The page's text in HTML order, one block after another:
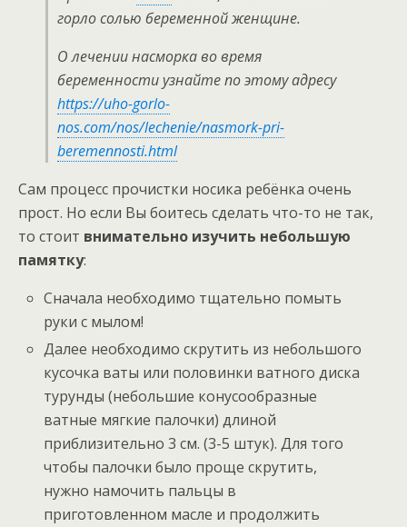
горло солью беременной женщине.
О лечении насморка во время
беременности узнайте по этому адресу
https://uho-gorlo-
nos.com/nos/lechenie/nasmork-pri-
beremennosti.html
Сам процесс прочистки носика ребёнка очень
прост. Но если Вы боитесь сделать что-то не так,
то стоит внимательно изучить небольшую
памятку:
Сначала необходимо тщательно помыть
руки с мылом!
Далее необходимо скрутить из небольшого
кусочка ваты или половинки ватного диска
турунды (небольшие конусообразные
ватные мягкие палочки) длиной
приблизительно 3 см. (3-5 штук). Для того
чтобы палочки было проще скрутить,
нужно намочить пальцы в
приготовленном масле и продолжить